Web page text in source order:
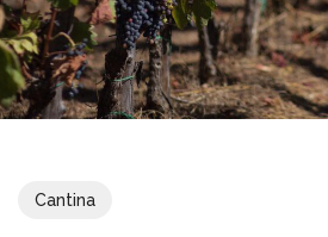
Cantina